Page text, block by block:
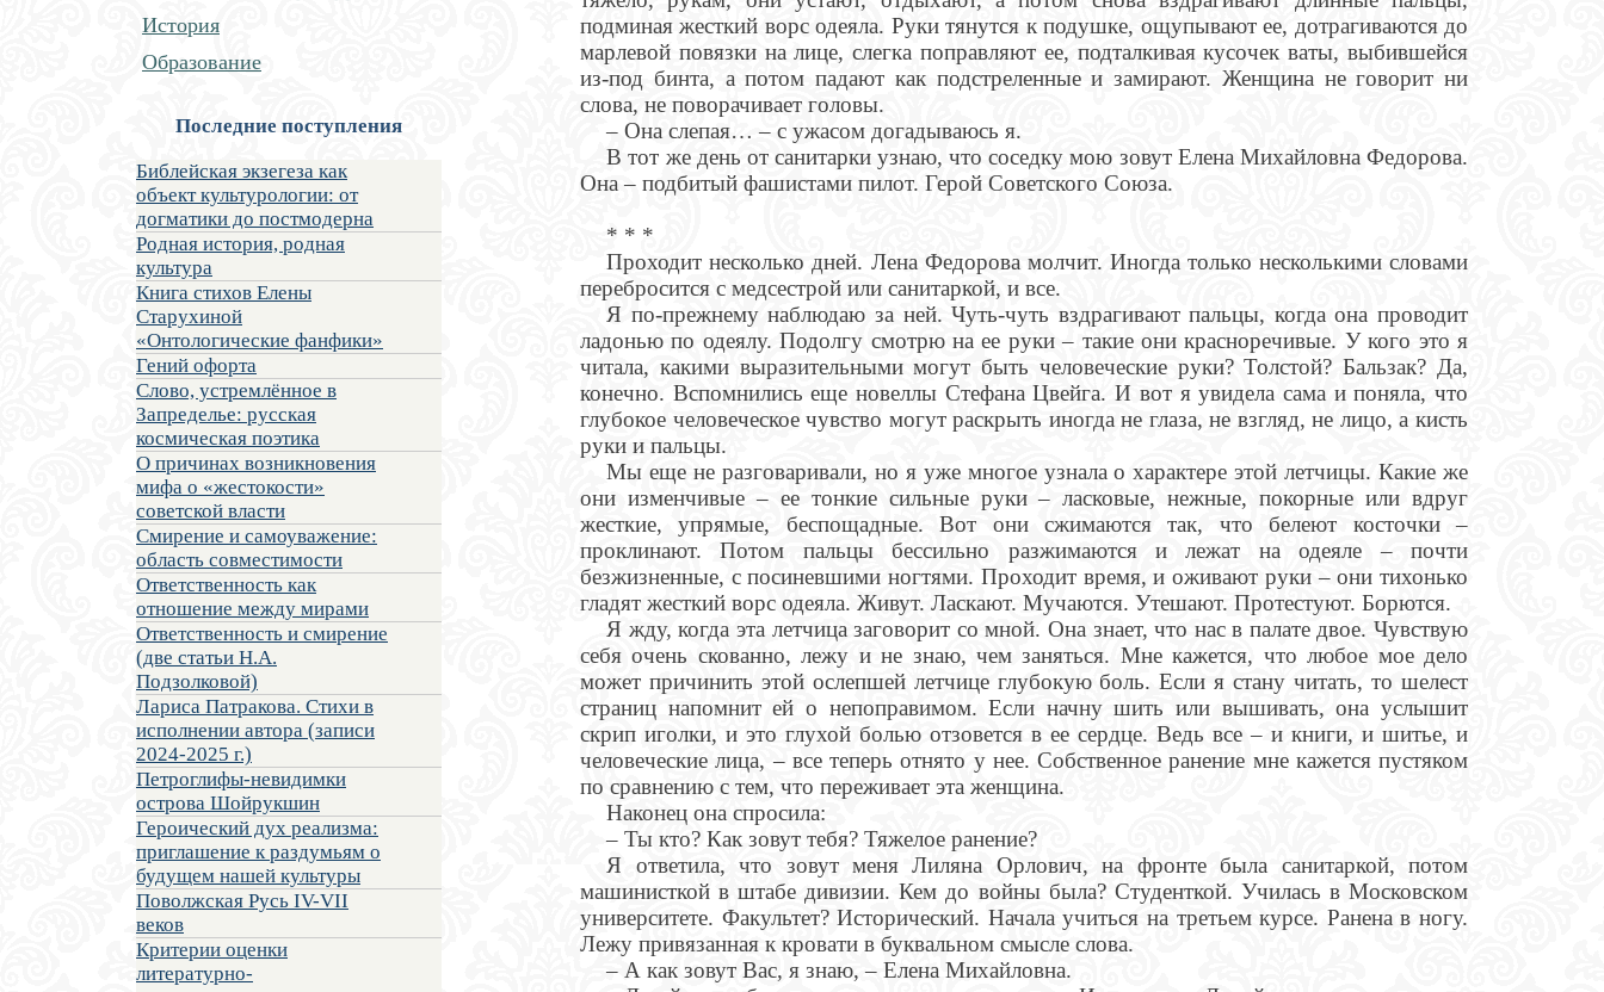
История
Образование
Последние поступления
Библейская экзегеза как
объект культурологии: от
догматики до постмодерна
Родная история, родная
культура
Книга стихов Елены
Старухиной
«Онтологические фанфики»
Гений офорта
Слово, устремлённое в
Запределье: русская
космическая поэтика
О причинах возникновения
мифа о «жестокости»
советской власти
Смирение и самоуважение:
область совместимости
Ответственность как
отношение между мирами
Ответственность и смирение
(две статьи Н.А.
Подзолковой)
Лариса Патракова. Стихи в
исполнении автора (записи
2024-2025 г.)
Петроглифы-невидимки
острова Шойрукшин
Героический дух реализма:
приглашение к раздумьям о
будущем нашей культуры
Поволжская Русь IV-VII
веков
Критерии оценки
литературно-
подминая жесткий ворс одеяла. Руки тянутся к подушке, ощупывают ее, дотрагиваются до
марлевой повязки на лице, слегка поправляют ее, подталкивая кусочек ваты, выбившейся
из-под бинта, а потом падают как подстреленные и замирают. Женщина не говорит ни
слова, не поворачивает головы.
– Она слепая… – с ужасом догадываюсь я.
В тот же день от санитарки узнаю, что соседку мою зовут Елена Михайловна Федорова.
Она – подбитый фашистами пилот. Герой Советского Союза.
* * *
Проходит несколько дней. Лена Федорова молчит. Иногда только несколькими словами
перебросится с медсестрой или санитаркой, и все.
Я по-прежнему наблюдаю за ней. Чуть-чуть вздрагивают пальцы, когда она проводит
ладонью по одеялу. Подолгу смотрю на ее руки – такие они красноречивые. У кого это я
читала, какими выразительными могут быть человеческие руки? Толстой? Бальзак? Да,
конечно. Вспомнились еще новеллы Стефана Цвейга. И вот я увидела сама и поняла, что
глубокое человеческое чувство могут раскрыть иногда не глаза, не взгляд, не лицо, а кисть
руки и пальцы.
Мы еще не разговаривали, но я уже многое узнала о характере этой летчицы. Какие же
они изменчивые – ее тонкие сильные руки – ласковые, нежные, покорные или вдруг
жесткие, упрямые, беспощадные. Вот они сжимаются так, что белеют косточки –
проклинают. Потом пальцы бессильно разжимаются и лежат на одеяле – почти
безжизненные, с посиневшими ногтями. Проходит время, и оживают руки – они тихонько
гладят жесткий ворс одеяла. Живут. Ласкают. Мучаются. Утешают. Протестуют. Борются.
Я жду, когда эта летчица заговорит со мной. Она знает, что нас в палате двое. Чувствую
себя очень скованно, лежу и не знаю, чем заняться. Мне кажется, что любое мое дело
может причинить этой ослепшей летчице глубокую боль. Если я стану читать, то шелест
страниц напомнит ей о непоправимом. Если начну шить или вышивать, она услышит
скрип иголки, и это глухой болью отзовется в ее сердце. Ведь все – и книги, и шитье, и
человеческие лица, – все теперь отнято у нее. Собственное ранение мне кажется пустяком
по сравнению с тем, что переживает эта женщина.
Наконец она спросила:
– Ты кто? Как зовут тебя? Тяжелое ранение?
Я ответила, что зовут меня Лиляна Орлович, на фронте была санитаркой, потом
машинисткой в штабе дивизии. Кем до войны была? Студенткой. Училась в Московском
университете. Факультет? Исторический. Начала учиться на третьем курсе. Ранена в ногу.
Лежу привязанная к кровати в буквальном смысле слова.
– А как зовут Вас, я знаю, – Елена Михайловна.